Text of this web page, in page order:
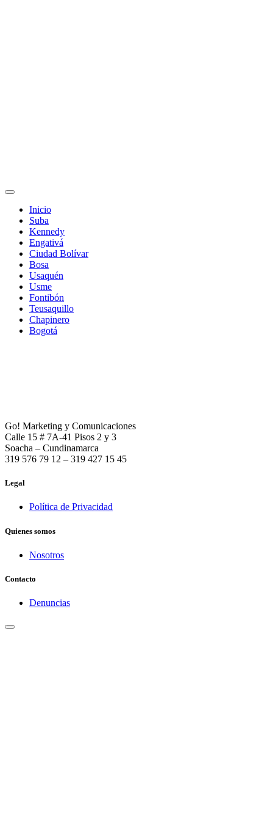
Inicio
Suba
Kennedy
Engativá
Ciudad Bolívar
Bosa
Usaquén
Usme
Fontibón
Teusaquillo
Chapinero
Bogotá
Go! Marketing y Comunicaciones
Calle 15 # 7A-41 Pisos 2 y 3
Soacha – Cundinamarca
319 576 79 12 – 319 427 15 45
Legal
Política de Privacidad
Quienes somos
Nosotros
Contacto
Denuncias